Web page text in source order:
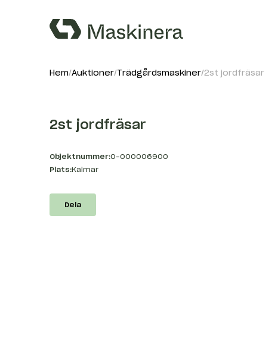
Hem Auktioner Trädgårdsmaskiner 2st jordfräsar
2st jordfräsar
Objektnummer:O-000006900
Plats:Kalmar
Dela